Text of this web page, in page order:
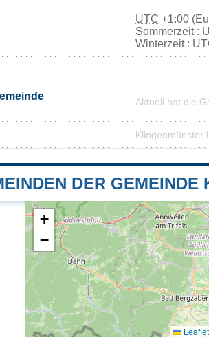
UTC +1:00
Sommerzeit :
Winterzeit :
Aktuell hat die
Klingenmünster
DER GEMEINDE
+
−
Leaflet